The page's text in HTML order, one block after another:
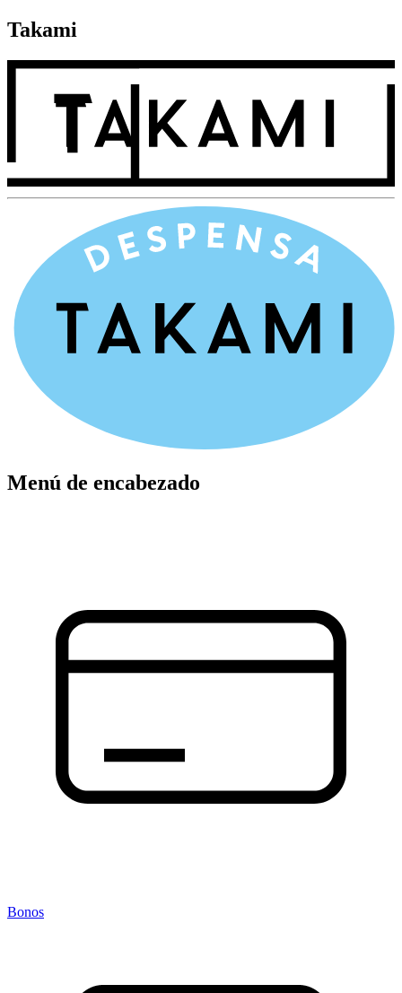
Takami
Menú de encabezado
Bonos